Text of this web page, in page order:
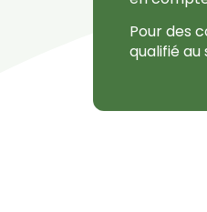
Pour des
qualifié